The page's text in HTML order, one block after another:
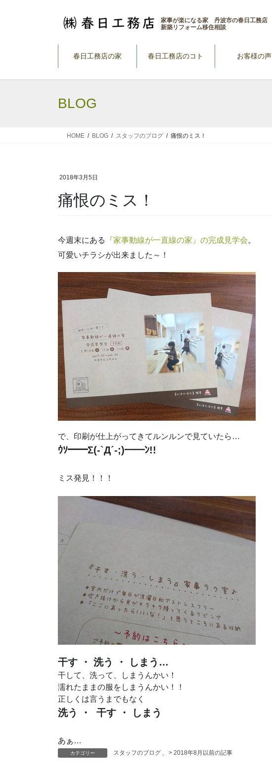
家事が楽になる家 丹波市の春日工務店
新築リフォーム移住相談
春日工務店の家 春日工務店のコト お客様の声
BLOG
HOME BLOG スタッフのブログ 痛恨のミス！
2018年3月5日
痛恨のミス！
今週末にある 『家事動線が一直線の家』の完成見学会。
可愛いチラシが出来ました～！
で、印刷が仕上がってきてルンルンで見ていたら…
ｳｿ━━Σ(-`Д´-;)━━ﾝ!!
ミス発見！！！
干す ・ 洗う ・ しまう…
干して、洗って、しまうんかい！
濡れたままの服をしまうんかい！！
正しくは言うまでもなく
洗う ・ 干す ・ しまう
あぁ…
カテゴリー スタッフのブログ 、 > 2018年8月以前の記事